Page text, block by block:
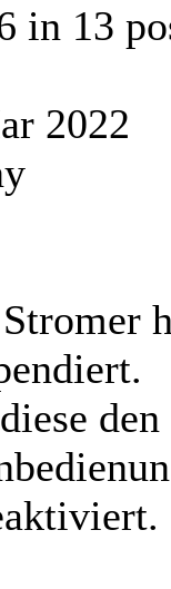
in 13
2022